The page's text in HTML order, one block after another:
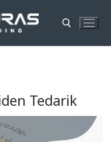
Tedarik